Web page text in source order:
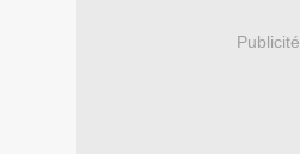
Publicité